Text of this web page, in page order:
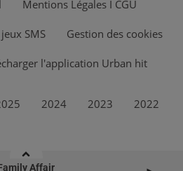
Affair
Mentions Légales I CGU
SMS Gestion des cookies
l'application Urban hit
2024 2023 2022